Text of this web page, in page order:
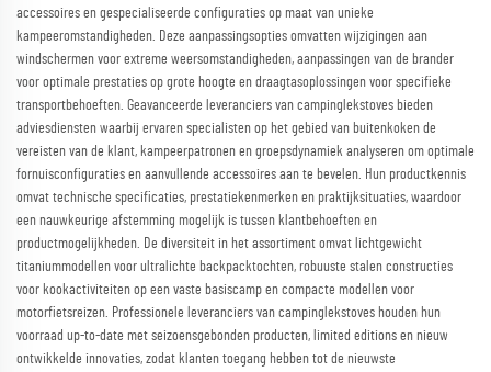
accessoires en gespecialiseerde configuraties op maat van unieke
kampeeromstandigheden. Deze aanpassingsopties omvatten wijzigingen aan
windschermen voor extreme weersomstandigheden, aanpassingen van de brander
voor optimale prestaties op grote hoogte en draagtasoplossingen voor specifieke
transportbehoeften. Geavanceerde leveranciers van campinglekstoves bieden
adviesdiensten waarbij ervaren specialisten op het gebied van buitenkoken de
vereisten van de klant, kampeerpatronen en groepsdynamiek analyseren om optimale
fornuisconfiguraties en aanvullende accessoires aan te bevelen. Hun productkennis
omvat technische specificaties, prestatiekenmerken en praktijksituaties, waardoor
een nauwkeurige afstemming mogelijk is tussen klantbehoeften en
productmogelijkheden. De diversiteit in het assortiment omvat lichtgewicht
titaniummodellen voor ultralichte backpacktochten, robuuste stalen constructies
voor kookactiviteiten op een vaste basiscamp en compacte modellen voor
motorfietsreizen. Professionele leveranciers van campinglekstoves houden hun
voorraad up-to-date met seizoensgebonden producten, limited editions en nieuw
ontwikkelde innovaties, zodat klanten toegang hebben tot de nieuwste